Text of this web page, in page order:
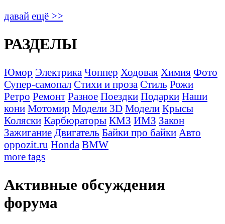
давай ещё >>
РАЗДЕЛЫ
Юмор Электрика Чоппер Ходовая Химия Фото
Супер-самопал Стихи и проза Стиль Рожи
Ретро Ремонт Разное Поездки Подарки Наши
кони Мотомир Модели 3D Модели Крысы
Коляски Карбюраторы КМЗ ИМЗ Закон
Зажигание Двигатель Байки про байки Авто
oppozit.ru Honda BMW
more tags
Активные обсуждения
форума